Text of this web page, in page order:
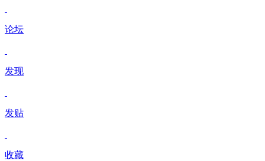
论坛
发现
发贴
收藏